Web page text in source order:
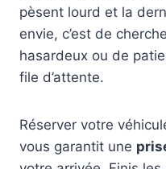
pèsent lourd et la
envie, c’est de
hasardeux ou de
file d’attente.
Réserver votre
vous garantit une